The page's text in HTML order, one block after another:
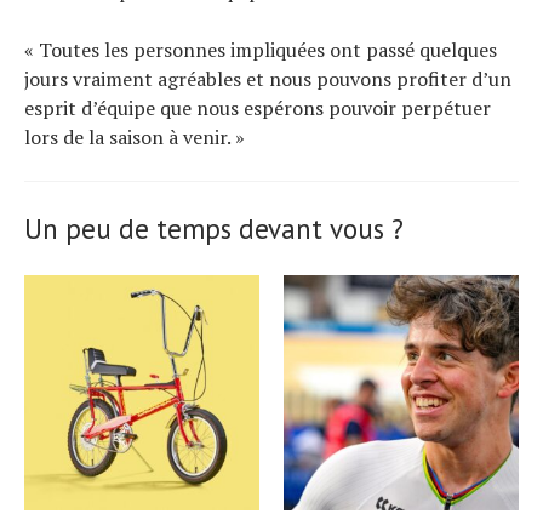
« Toutes les personnes impliquées ont passé quelques
jours vraiment agréables et nous pouvons profiter d’un
esprit d’équipe que nous espérons pouvoir perpétuer
lors de la saison à venir. »
Un peu de temps devant vous ?